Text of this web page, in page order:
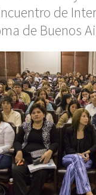
de
de Buenos